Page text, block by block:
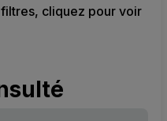
cliquez pour voir